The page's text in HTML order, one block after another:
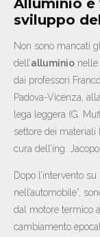
sviluppo
Non sono mancati
dell’alluminio
dai professori
Padova-Vicenza,
lega leggera (G.
settore dei materiali
cura dell’ing.
Dopo l’intervento
nell’automobile”,
dal motore termico
cambiamento